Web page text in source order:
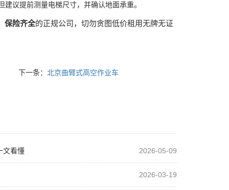
建议提前测量电梯尺寸，并确认地面承重。
保险齐全的正规公司，切勿贪图低价租用无牌无证
下一条： 北京曲臂式高空作业车
文看懂 2026-05-09
2026-03-19